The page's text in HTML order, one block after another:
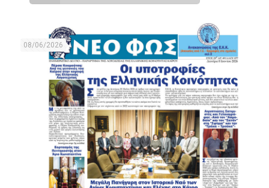
08/06/2026